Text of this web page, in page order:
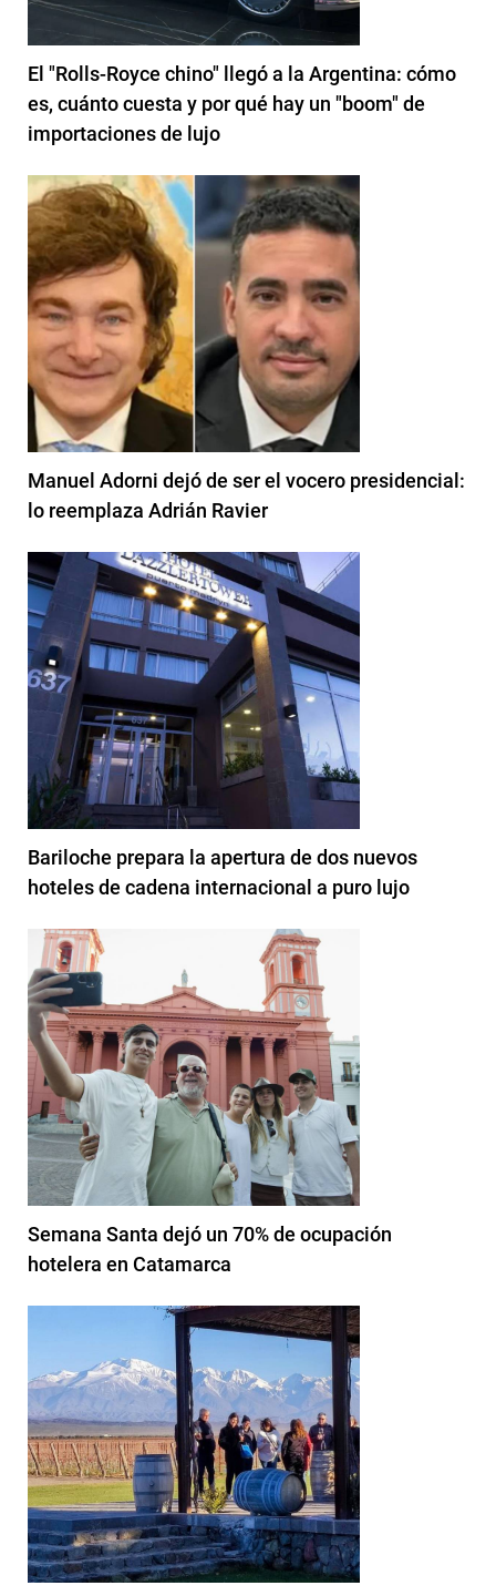
El "Rolls-Royce chino" llegó a la Argentina: cómo
es, cuánto cuesta y por qué hay un "boom" de
importaciones de lujo
Manuel Adorni dejó de ser el vocero presidencial:
lo reemplaza Adrián Ravier
Bariloche prepara la apertura de dos nuevos
hoteles de cadena internacional a puro lujo
Semana Santa dejó un 70% de ocupación
hotelera en Catamarca